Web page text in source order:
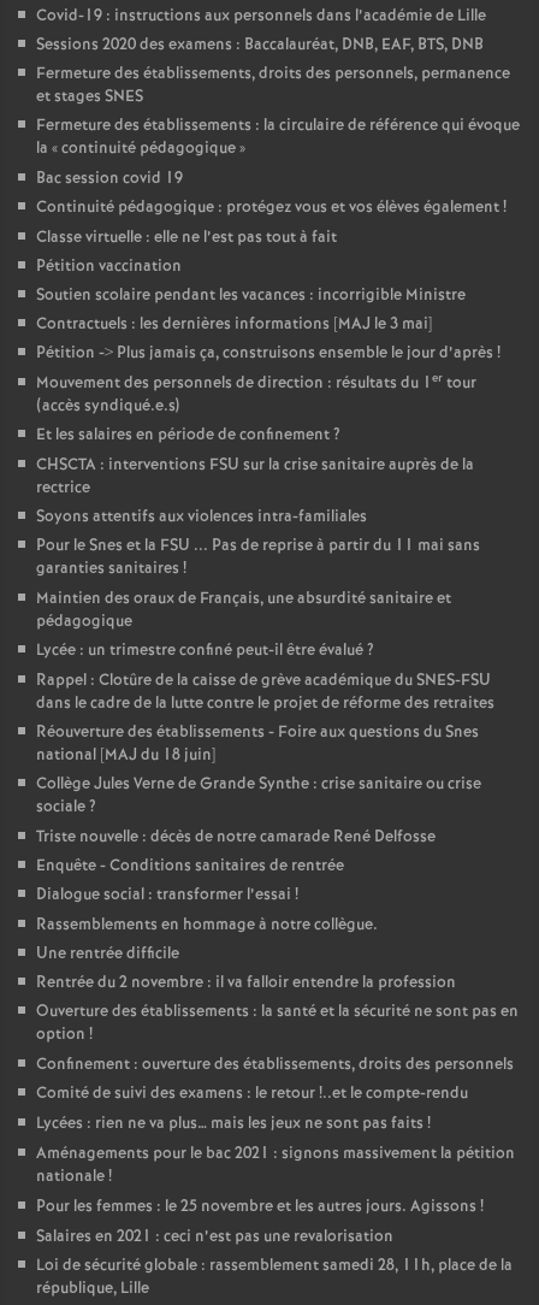
Covid-19 : instructions aux personnels dans l’académie de Lille
Sessions 2020 des examens : Baccalauréat, DNB, EAF, BTS, DNB
Fermeture des établissements, droits des personnels, permanence
et stages SNES
Fermeture des établissements : la circulaire de référence qui évoque
la «continuité pédagogique»
Bac session covid 19
Continuité pédagogique : protégez vous et vos élèves également!
Classe virtuelle : elle ne l’est pas tout à fait
Pétition vaccination
Soutien scolaire pendant les vacances : incorrigible Ministre
Contractuels : les dernières informations [MAJ le 3 mai]
Pétition -> Plus jamais ça, construisons ensemble le jour d’après !
Mouvement des personnels de direction : résultats du 1 er tour
(accès syndiqué.e.s)
Et les salaires en période de confinement?
CHSCTA : interventions FSU sur la crise sanitaire auprès de la
rectrice
Soyons attentifs aux violences intra-familiales
Pour le Snes et la FSU ... Pas de reprise à partir du 11 mai sans
garanties sanitaires !
Maintien des oraux de Français, une absurdité sanitaire et
pédagogique
Lycée : un trimestre confiné peut-il être évalué?
Rappel : Clotûre de la caisse de grève académique du SNES-FSU
dans le cadre de la lutte contre le projet de réforme des retraites
Réouverture des établissements - Foire aux questions du Snes
national [MAJ du 18 juin]
Collège Jules Verne de Grande Synthe : crise sanitaire ou crise
sociale?
Triste nouvelle : décès de notre camarade René Delfosse
Enquête - Conditions sanitaires de rentrée
Dialogue social : transformer l’essai !
Rassemblements en hommage à notre collègue.
Une rentrée difficile
Rentrée du 2 novembre : il va falloir entendre la profession
Ouverture des établissements : la santé et la sécurité ne sont pas en
option !
Confinement : ouverture des établissements, droits des personnels
Comité de suivi des examens : le retour!..et le compte-rendu
Lycées : rien ne va plus… mais les jeux ne sont pas faits !
Aménagements pour le bac 2021 : signons massivement la pétition
nationale!
Pour les femmes : le 25 novembre et les autres jours. Agissons !
Salaires en 2021 : ceci n’est pas une revalorisation
Loi de sécurité globale : rassemblement samedi 28, 11h, place de la
république, Lille